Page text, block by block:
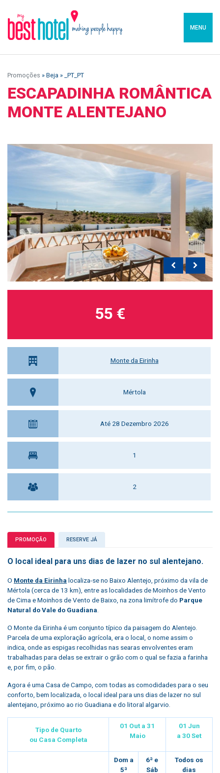
MENU
Promoções » Beja » _PT_PT
ESCAPADINHA ROMÂNTICA
MONTE ALENTEJANO
Monte da Eirinha
Mértola
Até 28 Dezembro 2026
1
2
55 €
PROMOÇÃO RESERVE JÁ
O local ideal para uns dias de lazer no sul alentejano.
O Monte da Eirinha localiza-se no Baixo Alentejo, próximo da vila de
Mértola (cerca de 13 km), entre as localidades de Moinhos de Vento
de Cima e Moinhos de Vento de Baixo, na zona limítrofe do Parque
Natural do Vale do Guadiana.
O Monte da Eirinha é um conjunto típico da paisagem do Alentejo.
Parcela de uma exploração agrícola, era o local, o nome assim o
indica, onde as espigas recolhidas nas searas envolventes eram
trabalhadas para delas se extrair o grão com o qual se fazia a farinha
e, por fim, o pão.
Agora é uma Casa de Campo, com todas as comodidades para o seu
conforto, bem localizada, o local ideal para uns dias de lazer no sul
alentejano, próximo ao rio Guadiana e do litoral algarvio.
Tipo de Quarto
ou Casa Completa
01 Out a 31
Maio
01 Jun
a 30Set
Dom a
5ª
6ª e
Sáb
Todos os
dias